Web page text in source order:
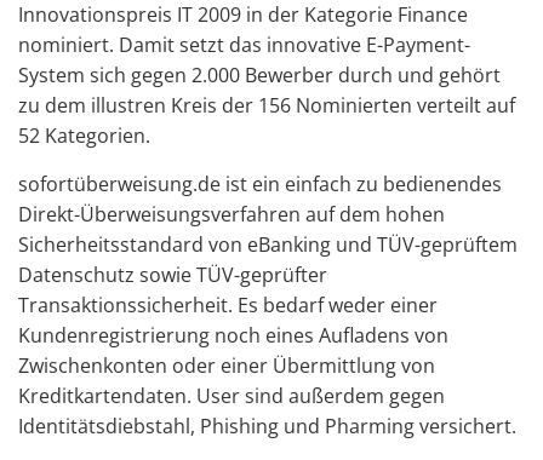
Innovationspreis IT 2009 in der Kategorie Finance
nominiert. Damit setzt das innovative E-Payment-
System sich gegen 2.000 Bewerber durch und gehört
zu dem illustren Kreis der 156 Nominierten verteilt auf
52 Kategorien.
sofortüberweisung.de ist ein einfach zu bedienendes
Direkt-Überweisungsverfahren auf dem hohen
Sicherheitsstandard von eBanking und TÜV-geprüftem
Datenschutz sowie TÜV-geprüfter
Transaktionssicherheit. Es bedarf weder einer
Kundenregistrierung noch eines Aufladens von
Zwischenkonten oder einer Übermittlung von
Kreditkartendaten. User sind außerdem gegen
Identitätsdiebstahl, Phishing und Pharming versichert.